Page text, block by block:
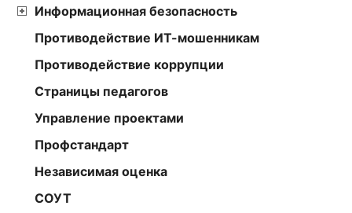
Информационная безопасность
Противодействие ИТ-мошенникам
Противодействие коррупции
Страницы педагогов
Управление проектами
Профстандарт
Независимая оценка
СОУТ